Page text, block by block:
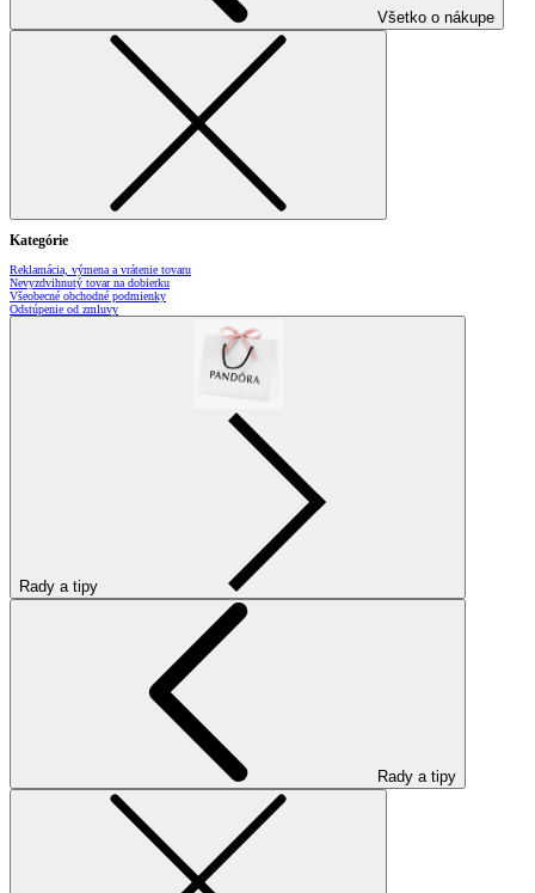
Všetko o nákupe
Kategórie
Reklamácia, výmena a vrátenie tovaru
Nevyzdvihnutý tovar na dobierku
Všeobecné obchodné podmienky
Odstúpenie od zmluvy
Rady a tipy
Rady a tipy